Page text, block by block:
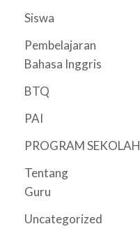
Siswa
Pembelajaran
Bahasa Inggris
BTQ
PAI
PROGRAM SEKOLAH
Tentang
Guru
Uncategorized